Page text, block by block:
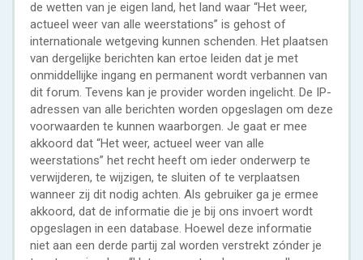
de wetten van je eigen land, het land waar “Het weer,
actueel weer van alle weerstations” is gehost of
internationale wetgeving kunnen schenden. Het plaatsen
van dergelijke berichten kan ertoe leiden dat je met
onmiddellijke ingang en permanent wordt verbannen van
dit forum. Tevens kan je provider worden ingelicht. De IP-
adressen van alle berichten worden opgeslagen om deze
voorwaarden te kunnen waarborgen. Je gaat er mee
akkoord dat “Het weer, actueel weer van alle
weerstations” het recht heeft om ieder onderwerp te
verwijderen, te wijzigen, te sluiten of te verplaatsen
wanneer zij dit nodig achten. Als gebruiker ga je ermee
akkoord, dat de informatie die je bij ons invoert wordt
opgeslagen in een database. Hoewel deze informatie
niet aan een derde partij zal worden verstrekt zónder je